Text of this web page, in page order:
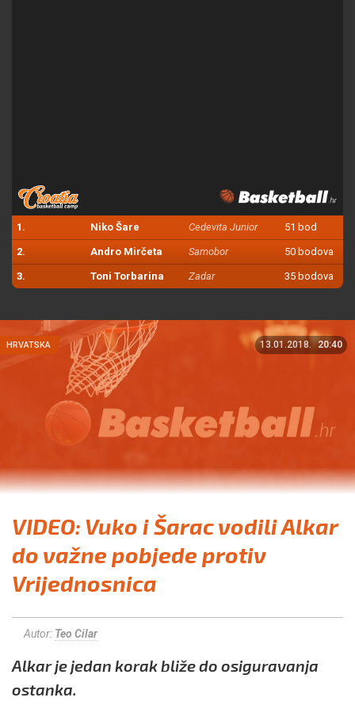
1. Niko Šare Cedevita Junior 51 bod
2. Andro Mirčeta Samobor 50 bodova
3. Toni Torbarina Zadar 35 bodova
HRVATSKA 13.01.2018. 20:40
VIDEO: Vuko i Šarac vodili Alkar
do važne pobjede protiv
Vrijednosnica
Autor: Teo Cilar
Alkar je jedan korak bliže do osiguravanja
ostanka.